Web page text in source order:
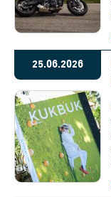
25.06.2026